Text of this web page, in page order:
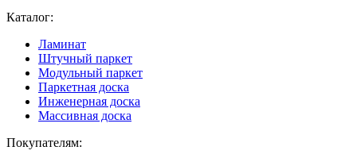
Каталог:
Ламинат
Штучный паркет
Модульный паркет
Паркетная доска
Инженерная доска
Массивная доска
Покупателям: